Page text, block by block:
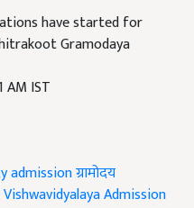
have started for
Gramodaya
AM IST
admissionग्रामोदय
Admission